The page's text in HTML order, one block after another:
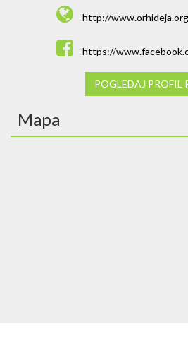
http://
https://
POGLEDAJ PROFIL
Mapa